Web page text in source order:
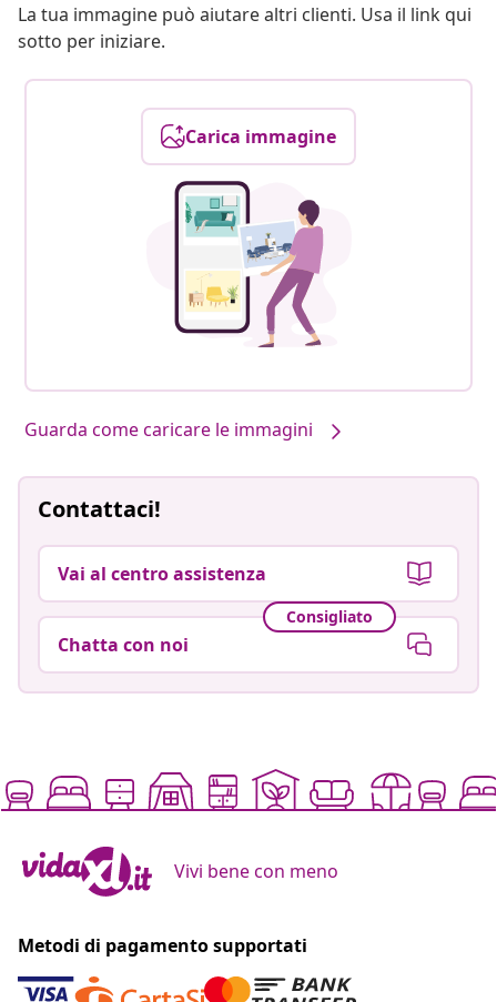
La tua immagine può aiutare altri clienti. Usa il link qui
sotto per iniziare.
Carica immagine
Guarda come caricare le immagini
Contattaci!
Vai al centro assistenza
Consigliato
Chatta con noi
Vivi bene con meno
Metodi di pagamento supportati